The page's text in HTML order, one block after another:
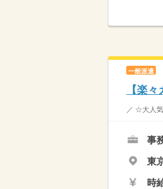
一般派遣
【楽
／ ☆大人
事
東
時